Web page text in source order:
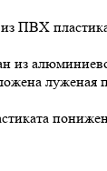
из ПВХ
из
луженая